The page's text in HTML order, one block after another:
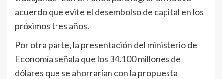
acuerdo que evite el desembolso de capital en los
próximos tres años.
Por otra parte, la presentación del ministerio de
Economía señala que los 34.100 millones de
dólares que se ahorrarían con la propuesta